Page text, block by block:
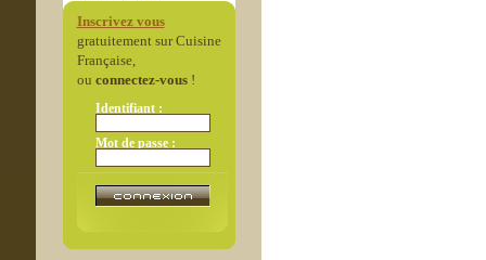
Inscrivez vous
gratuitement sur Cuisine
Française,
ou connectez-vous!
Identifiant :
Mot de passe :